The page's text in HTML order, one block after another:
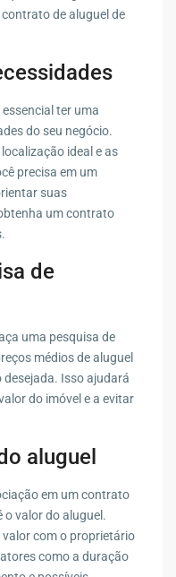
de aluguel de
ter uma
do seu negócio.
ideal e as
precisa em um
suas
um contrato
de
uma pesquisa de
médios de aluguel
Isso ajudará
do imóvel e a evitar
aluguel
em um contrato
o valor do aluguel.
com o proprietário
como a duração